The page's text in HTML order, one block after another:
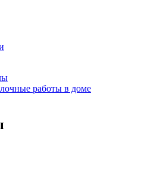
работы в доме